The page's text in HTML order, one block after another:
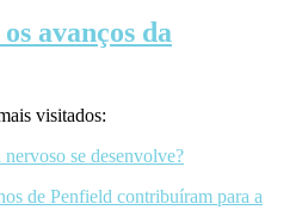
avanços da
visitados:
se desenvolve?
de Penfield contribuíram para a